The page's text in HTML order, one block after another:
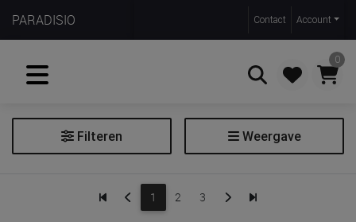
PARADISIO Contact Account
0
Zoeken
Filteren Weergave
1 2 3